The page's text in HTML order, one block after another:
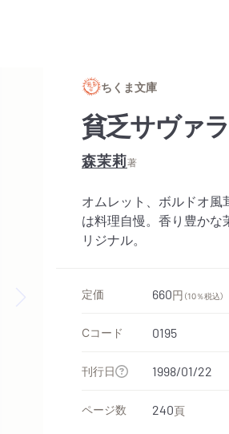
ちくま文庫
貧乏サヴァ
森茉莉著
オムレット、ボルドオ風
は料理自慢。香り豊か
リジナル。
定価 660円 （10％税込）
Cコード 0195
刊行日 1998/01/22
ページ数 240頁